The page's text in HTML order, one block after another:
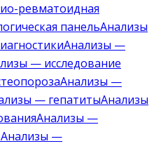
ревматоидная
панельАнализы
Анализы —
— исследование
Анализы —
— гепатитыАнализы
Анализы —
Анализы —